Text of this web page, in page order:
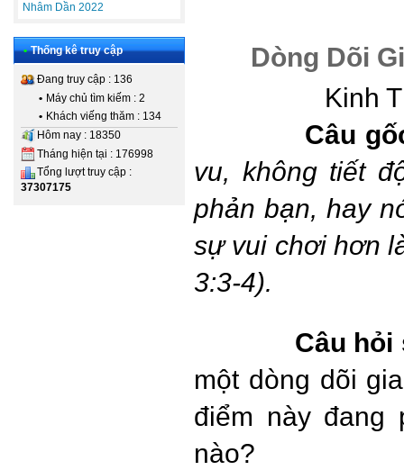
Nhâm Dần 2022
• Thống kê truy cập
Đang truy cập : 136
• Máy chủ tìm kiếm : 2
• Khách viếng thăm : 134
Hôm nay : 18350
Tháng hiện tại : 176998
Tổng lượt truy cập :
37307175
Dòng Dõi
Kinh
Câu
vu, không tiết
phản bạn, hay
sự vui chơi hơn
3:3-4).
Câu hỏi
một dòng dõi
điểm này đang
nào?